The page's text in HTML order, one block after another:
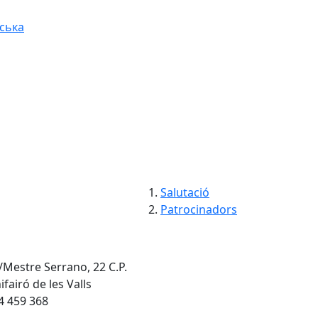
Salutació
Patrocinadors
Serrano, 22 C.P.
de les Valls
459 368